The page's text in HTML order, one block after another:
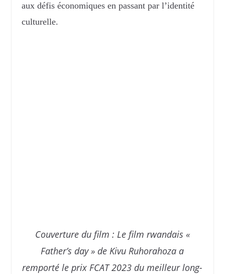
aux défis économiques en passant par l’identité
culturelle.
Couverture du film : Le film rwandais «
Father’s day » de Kivu Ruhorahoza a
remporté le prix FCAT 2023 du meilleur long-